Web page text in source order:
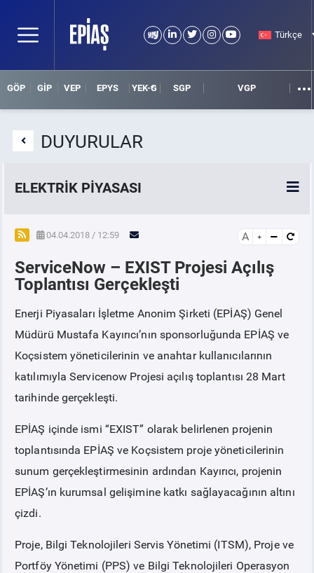
Türkçe
GÖP GİP VEP EPYS YEK-G SGP VGP
DUYURULAR
ELEKTRİK PİYASASI
SPOT ELEKTRİK PİYASALARI
ÖRNEK FİNANS BELGELERİ
VADELİ ELEKTRİK PİYASASI
PİYASAKAYITSÜRECİ
SERBEST TÜKETİCİ
MALİ UZLAŞTIRMA
TEMİNAT
BÜLTENLER
DUYURULAR
04.04.2018 / 12:59 A
ServiceNow – EXIST Projesi Açılış
Toplantısı Gerçekleşti
Enerji Piyasaları İşletme Anonim Şirketi (EPİAŞ) Genel
Müdürü Mustafa Kayırıcı’nın sponsorluğunda EPİAŞ ve
Koçsistem yöneticilerinin ve anahtar kullanıcılarının
katılımıyla Servicenow Projesi açılış toplantısı 28 Mart
tarihinde gerçekleşti.
EPİAŞ içinde ismi “EXIST” olarak belirlenen projenin
toplantısında EPİAŞ ve Koçsistem proje yöneticilerinin
sunum gerçekleştirmesinin ardından Kayırıcı, projenin
EPİAŞ’ın kurumsal gelişimine katkı sağlayacağının altını
çizdi.
Proje, Bilgi Teknolojileri Servis Yönetimi (ITSM), Proje ve
Portföy Yönetimi (PPS) ve Bilgi Teknolojileri Operasyon